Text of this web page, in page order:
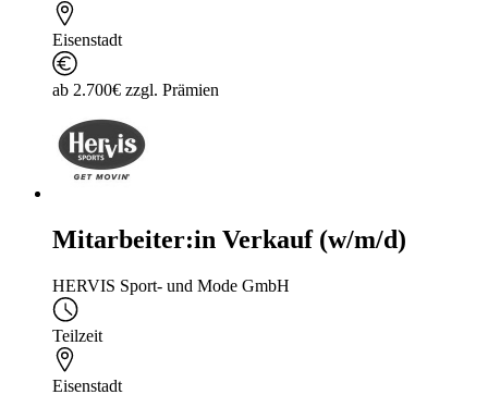
Eisenstadt
ab 2.700€ zzgl. Prämien
Mitarbeiter:in Verkauf (w/m/d)
HERVIS Sport- und Mode GmbH
Teilzeit
Eisenstadt